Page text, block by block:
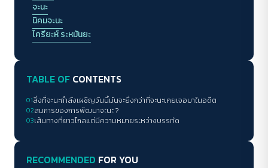
จะนะ
นิคมจะนะ
ไครียะห์ ระหมันยะ
TABLE OF CONTENTS
01สิ่งที่จะนะกำลังเผชิญวันนี้​​​มันจะยิ่งกว่าที่จะนะเคยเจอมาในอดีต
02สมการของการพัฒนาจะนะ ?
03เส้นทางที่ยาวไกลแต่มีความหมายระหว่างบรรทัด
RECOMMENDED FOR YOU